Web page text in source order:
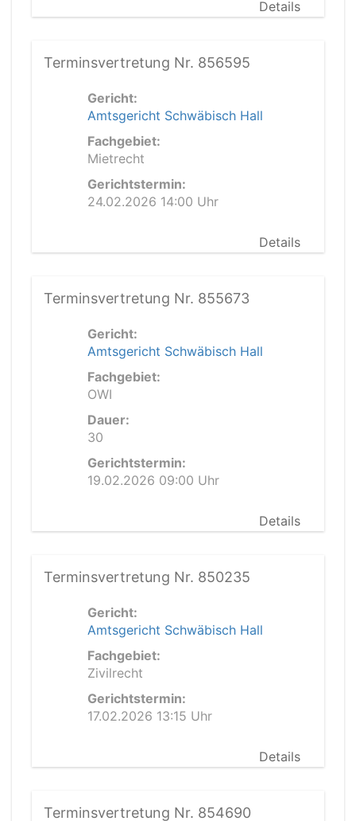
Details
Terminsvertretung Nr. 856595
Gericht:
Amtsgericht Schwäbisch Hall
Fachgebiet:
Mietrecht
Gerichtstermin:
24.02.2026 14:00 Uhr
Details
Terminsvertretung Nr. 855673
Gericht:
Amtsgericht Schwäbisch Hall
Fachgebiet:
OWI
Dauer:
30
Gerichtstermin:
19.02.2026 09:00 Uhr
Details
Terminsvertretung Nr. 850235
Gericht:
Amtsgericht Schwäbisch Hall
Fachgebiet:
Zivilrecht
Gerichtstermin:
17.02.2026 13:15 Uhr
Details
Terminsvertretung Nr. 854690